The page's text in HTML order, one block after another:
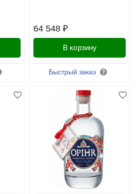
64 548 ₽
В корзину
Быстрый заказ